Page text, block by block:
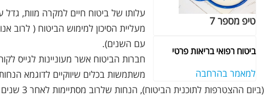
טיפ מספר 7
ביטוח רפואי בריאות פרטי
למאמר בהרחבה
עלותו של ביטוח חיים למקרה מוות,
מעליית הסיכון למימוש הביטוח ( לרוב
עם השנים).
חברות הביטוח אשר מעוניינות לגייס
משתמשות בכלים שיווקיים לדוגמא
(ביום ההצטרפות לתוכנית הביטוח), הנחות שלרוב מסתיימות לאחר 3 שנים מיום תחילת הביטוח.